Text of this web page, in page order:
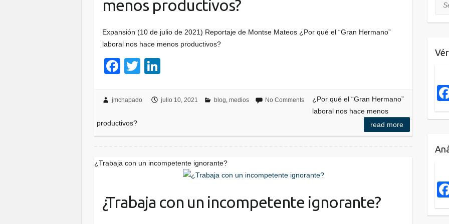
menos productivos?
Expansión (10 de julio de 2021) Reportaje de Montse Mateos ¿Por qué el “Gran Hermano”
laboral nos hace menos productivos?
F
c
b
o
T
tt
k
jmchapado julio 10, 2021 blog, medios No Comments
¿Por qué el “Gran Hermano”
laboral nos hace menos
productivos?
read more
¿Trabaja con un incompetente ignorante?
¿Trabaja con un incompetente ignorante?